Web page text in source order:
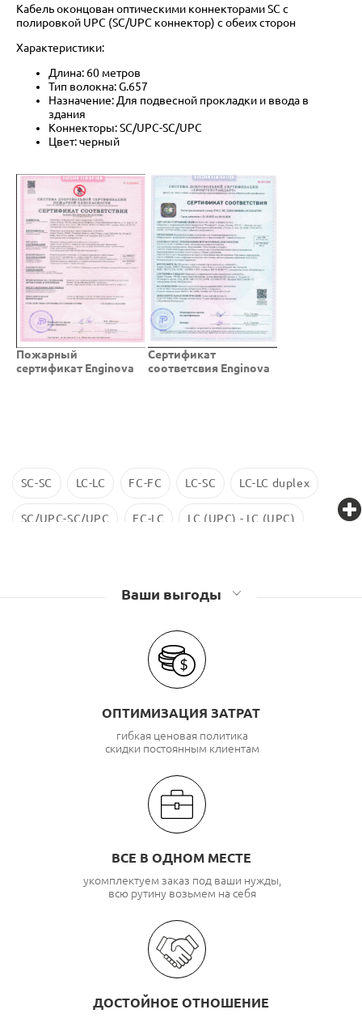
Кабель оконцован оптическими коннекторами SC с
полировкой UPC (SC/UPC коннектор) с обеих сторон
Характеристики:
Длина: 60 метров
Тип волокна: G.657
Назначение: Для подвесной прокладки и ввода в
здания
Коннекторы: SC/UPC-SC/UPC
Цвет: черный
Пожарный
сертификат Enginova
Cертификат
соответсвия Enginova
SC-SC LC-LC FC-FC LC-SC LC-LC duplex
SC/UPC-SC/UPC FC-LC LC (UPC) - LC (UPC)
Ваши выгоды
ОПТИМИЗАЦИЯ ЗАТРАТ
гибкая ценовая политика
скидки постоянным клиентам
ВСЕ В ОДНОМ МЕСТЕ
укомплектуем заказ под ваши нужды,
всю рутину возьмем на себя
ДОСТОЙНОЕ ОТНОШЕНИЕ